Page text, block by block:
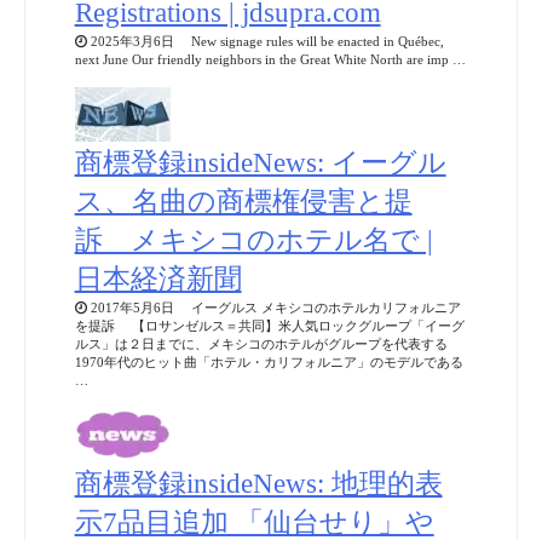
Registrations | jdsupra.com
2025年3月6日 New signage rules will be enacted in Québec,
next June Our friendly neighbors in the Great White North are imp …
商標登録insideNews: イーグル
ス、名曲の商標権侵害と提
訴 メキシコのホテル名で |
日本経済新聞
2017年5月6日 イーグルス メキシコのホテルカリフォルニア
を提訴 【ロサンゼルス＝共同】米人気ロックグループ「イーグ
ルス」は２日までに、メキシコのホテルがグループを代表する
1970年代のヒット曲「ホテル・カリフォルニア」のモデルである
商標登録insideNews: 地理的表
示7品目追加 「仙台せり」や